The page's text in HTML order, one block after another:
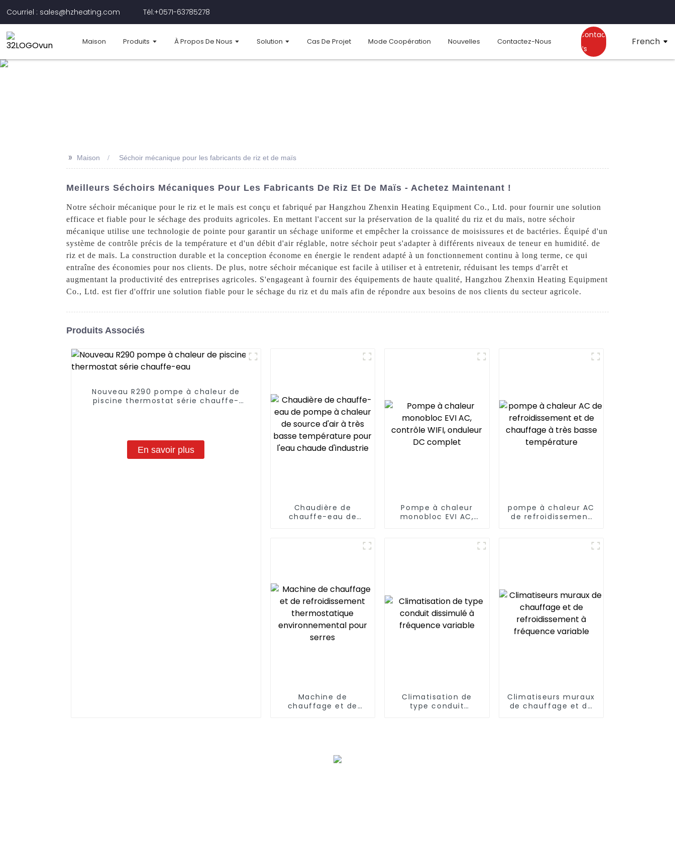
Courriel : sales@hzheating.com Tél:+0571-63785278
Maison Produits À Propos De Nous Solution Cas De Projet Mode Coopération Nouvelles Contactez-Nous
Contact
Us
French
>> Maison Séchoir mécanique pour les fabricants de riz et de maïs
Meilleurs Séchoirs Mécaniques Pour Les Fabricants De Riz Et De Maïs - Achetez Maintenant !
Notre séchoir mécanique pour le riz et le maïs est conçu et fabriqué par Hangzhou Zhenxin Heating Equipment Co., Ltd. pour fournir une solution
efficace et fiable pour le séchage des produits agricoles. En mettant l'accent sur la préservation de la qualité du riz et du maïs, notre séchoir
mécanique utilise une technologie de pointe pour garantir un séchage uniforme et empêcher la croissance de moisissures et de bactéries. Équipé d'un
système de contrôle précis de la température et d'un débit d'air réglable, notre séchoir peut s'adapter à différents niveaux de teneur en humidité. de
riz et de maïs. La construction durable et la conception économe en énergie le rendent adapté à un fonctionnement continu à long terme, ce qui
entraîne des économies pour nos clients. De plus, notre séchoir mécanique est facile à utiliser et à entretenir, réduisant les temps d'arrêt et
augmentant la productivité des entreprises agricoles. S'engageant à fournir des équipements de haute qualité, Hangzhou Zhenxin Heating Equipment
Co., Ltd. est fier d'offrir une solution fiable pour le séchage du riz et du maïs afin de répondre aux besoins de nos clients du secteur agricole.
Produits Associés
Nouveau R290 pompe à chaleur de
piscine thermostat série chauffe-
En savoir plus
Chaudière de
chauffe-eau de
basse température
Pompe à chaleur
monobloc EVI AC,
pompe à chaleur AC
de refroidissement
Machine de
chauffage et de
Climatisation de
type conduit
Climatiseurs muraux
de chauffage et de